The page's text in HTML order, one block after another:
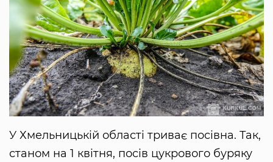
У Хмельницькій області триває посівна. Так,
станом на 1 квітня, посів цукрового буряку